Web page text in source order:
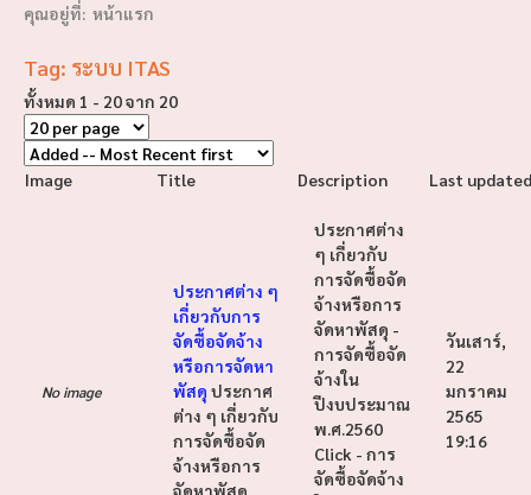
คุณอยู่ที่: หน้าแรก
Tag: ระบบ ITAS
ทั้งหมด 1 - 20 จาก 20
Image Title Description Last updated
No image
ประกาศต่าง ๆ
เกี่ยวกับการ
จัดซื้อจัดจ้าง
หรือการจัดหา
พัสดุ ประกาศ
ต่าง ๆ เกี่ยวกับ
การจัดซื้อจัด
จ้างหรือการ
จัดหาพัสดุ
ประกาศต่าง
ๆ เกี่ยวกับ
การจัดซื้อจัด
จ้างหรือการ
จัดหาพัสดุ -
การจัดซื้อจัด
จ้างใน
ปีงบประมาณ
พ.ศ.2560
Click - การ
จัดซื้อจัดจ้าง
วันเสาร์,
22
มกราคม
2565
19:16